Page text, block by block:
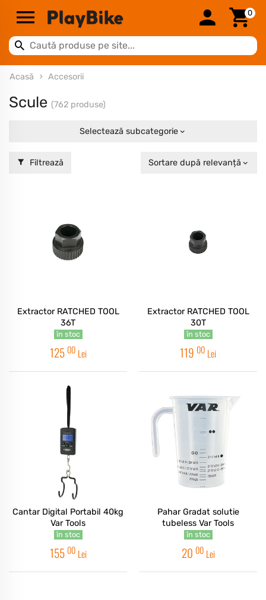
0
Acasă Accesorii
Scule (762 produse)
Selectează subcategorie
Filtrează Sortare după relevanță
Extractor RATCHED TOOL
36T
în stoc
125 00 Lei
Extractor RATCHED TOOL
30T
în stoc
119 00 Lei
Cantar Digital Portabil 40kg
Var Tools
în stoc
155 00 Lei
Pahar Gradat solutie
tubeless Var Tools
în stoc
20 00 Lei